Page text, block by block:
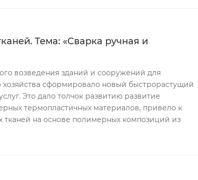
Тема: «Сварка ручная и
возведения зданий и сооружений для
сформировало новый быстрорастущий
Это дало толчок развитию развитие
термопластичных материалов, привело к
тканей на основе полимерных композиций из